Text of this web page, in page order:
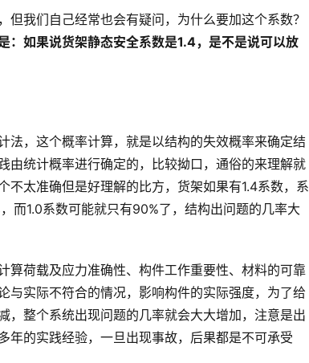
我们自己经常也会有疑问，为什么要加这个系数？
： 如果说货架静态安全系数是1.4，是不是说可以放
法，这个概率计算，就是以结构的失效概率来确定结
由统计概率进行确定的，比较拗口，通俗的来理解就
太准确但是好理解的比方，货架如果有1.4系数，系
而1.0系数可能就只有90%了，结构出问题的几率大
算荷载及应力准确性、构件工作重要性、材料的可靠
与实际不符合的情况，影响构件的实际强度，为了给
，整个系统出现问题的几率就会大大增加，注意是出
年的实践经验，一旦出现事故，后果都是不可承受